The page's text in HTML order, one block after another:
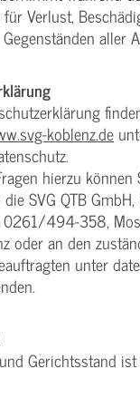
Verlust,
aller
koblenz.de
hierzu
SVG QTB
0261/494-358,
oder an den
unter
Gerichtsstand ist